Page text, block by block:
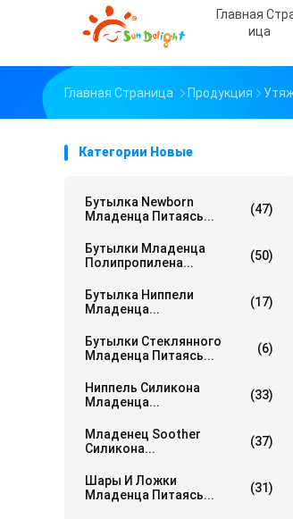
Главная
Ица
Главная Страница Продукция
Категории Новые
Бутылка Newborn
Младенца Питаясь...
(47)
Бутылки Младенца
Полипропилена...
(50)
Бутылка Ниппели
Младенца...
(17)
Бутылки Стеклянного
Младенца Питаясь...
(6)
Ниппель Силикона
Младенца...
(33)
Младенец Soother
Силикона...
(37)
Шары И Ложки
Младенца Питаясь...
(31)